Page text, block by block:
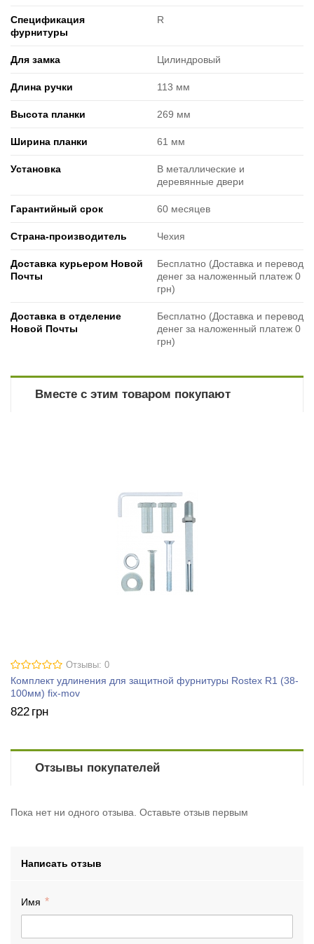
Спецификация
фурнитуры
R
Для замка Цилиндровый
Длина ручки 113 мм
Высота планки 269 мм
Ширина планки 61 мм
Установка
В металлические и
деревянные двери
Гарантийный срок 60 месяцев
Страна-производитель Чехия
Доставка курьером Новой
Почты
Бесплатно (Доставка и перевод
денег за наложенный платеж 0
грн)
Доставка в отделение
Новой Почты
Бесплатно (Доставка и перевод
денег за наложенный платеж 0
грн)
Вместе с этим товаром покупают
Отзывы: 0
Комплект удлинения для защитной фурнитуры Rostex R1 (38-
100мм) fix-mov
822 грн
Отзывы покупателей
Пока нет ни одного отзыва. Оставьте отзыв первым
Написать отзыв
Имя